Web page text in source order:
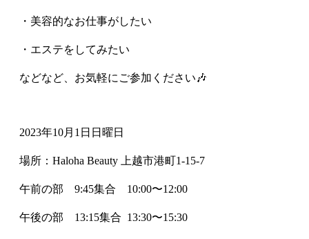
・美容的なお仕事がしたい
・エステをしてみたい
などなど、お気軽にご参加ください🎶
2023年10月1日日曜日
場所：Haloha Beauty 上越市港町1-15-7
午前の部 9:45集合 10:00〜12:00
午後の部 13:15集合 13:30〜15:30